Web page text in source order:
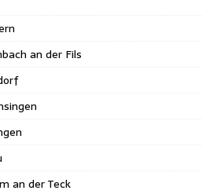
an der Fils
an der Teck